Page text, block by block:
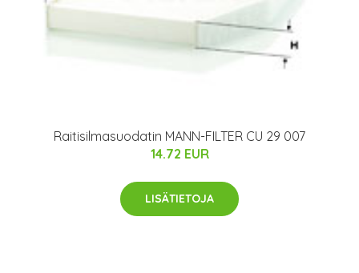
Raitisilmasuodatin MANN-FILTER CU 29 007
14.72 EUR
LISÄTIETOJA